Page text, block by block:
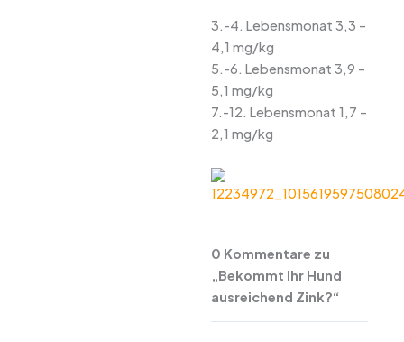
3.-4. Lebensmonat 3,3 –
4,1 mg/kg
5.-6. Lebensmonat 3,9 –
5,1 mg/kg
7.-12. Lebensmonat 1,7 –
2,1 mg/kg
0 Kommentare zu
„Bekommt Ihr Hund
ausreichend Zink?“